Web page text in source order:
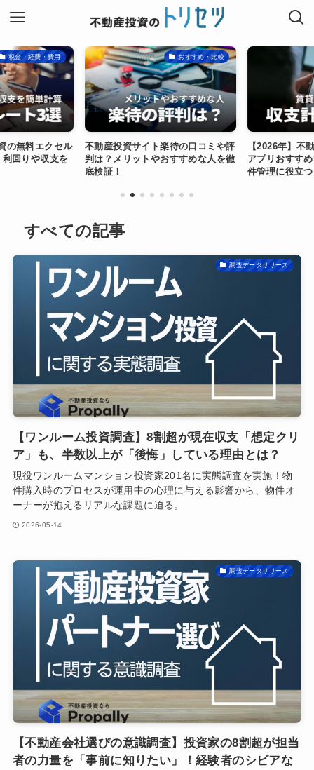
税金・経費・費用
の無料エクセル
回りや収支を
おすすめ・比較
不動産投資サイト楽待の口コミや評
判は？メリットやおすすめな人を徹
底検証！
【2026年】不
アプリおすす
件管理に役立つ
調査データリリース
【ワンルーム投資調査】8割超が現在収支「想定クリ
ア」も、半数以上が「後悔」している理由とは？
現役ワンルームマンション投資家201名に実態調査を実施！物
件購入時のプロセスが運用中の心理に与える影響から、物件オ
ーナーが抱えるリアルな課題に迫る。
2026-05-14
調査データリリース
【不動産会社選びの意識調査】投資家の8割超が担当
者の力量を「事前に知りたい」！経験者のシビアな